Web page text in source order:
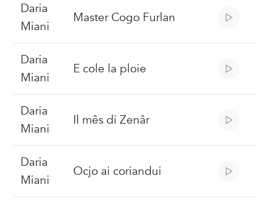
Daria
Miani
Master Cogo Furlan
Daria
Miani
E cole la ploie
Daria
Miani
Il mês di Zenâr
Daria
Miani
Ocjo ai coriandui